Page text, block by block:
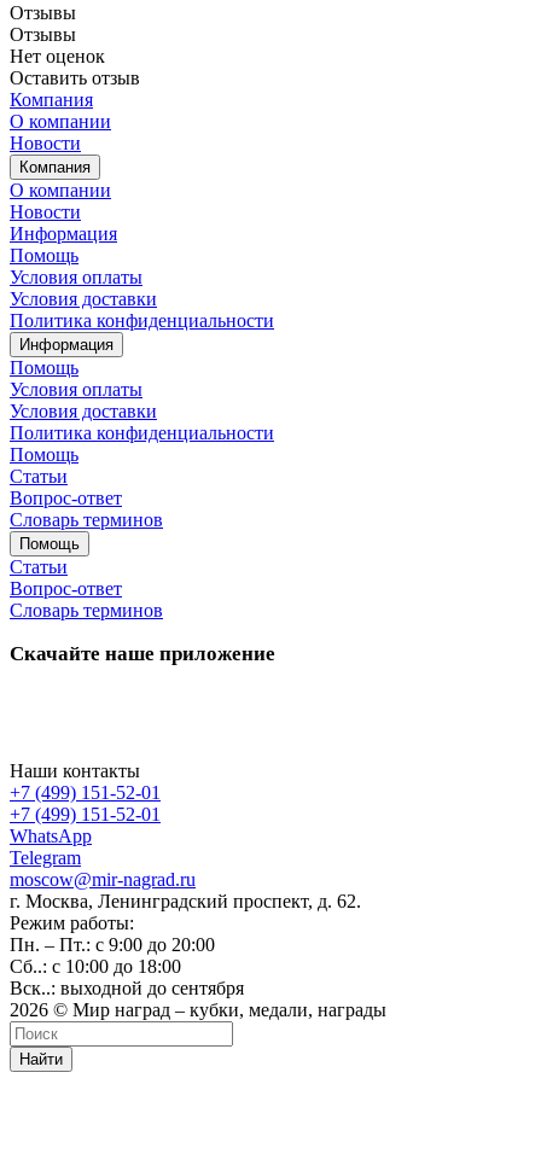
Отзывы
Отзывы
Нет оценок
Оставить отзыв
Компания
О компании
Новости
Компания
О компании
Новости
Информация
Помощь
Условия оплаты
Условия доставки
Политика конфиденциальности
Информация
Помощь
Условия оплаты
Условия доставки
Политика конфиденциальности
Помощь
Статьи
Вопрос-ответ
Словарь терминов
Помощь
Статьи
Вопрос-ответ
Словарь терминов
Скачайте наше приложение
Наши контакты
+7 (499) 151-52-01
+7 (499) 151-52-01
WhatsApp
Telegram
moscow@mir-nagrad.ru
г. Москва, Ленинградский проспект, д. 62.
Режим работы:
Пн. – Пт.: с 9:00 до 20:00
Сб..: с 10:00 до 18:00
Вск..: выходной до сентября
2026 © Мир наград – кубки, медали, награды
Найти